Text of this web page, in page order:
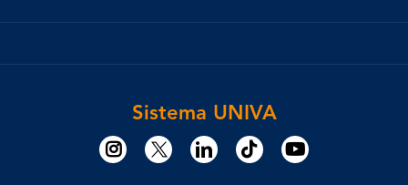
Sistema UNIVA